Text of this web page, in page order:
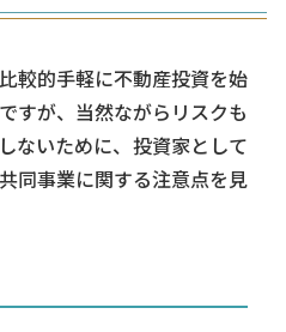
較的手軽に不動産投資を始
すが、当然ながらリスクも
ないために、投資家として
同事業に関する注意点を見